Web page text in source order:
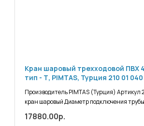
Кран шаровый трехходовой ПВХ
тип - Т, PIMTAS, Турция 210 01 040
Производитель PIMTAS (Турция) Артикул
кран шаровый Диаметр подключения
17880.00р.